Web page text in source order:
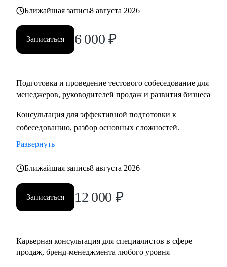
Ближайшая запись8 августа 2026
Записаться 6 000 ₽
Подготовка и проведение тестового собеседование для
менеджеров, руководителей продаж и развития бизнеса
Консультация для эффективной подготовки к
собеседованию, разбор основных сложностей.
Развернуть
Ближайшая запись8 августа 2026
Записаться 12 000 ₽
Карьерная консультация для специалистов в сфере
продаж, бренд-менеджмента любого уровня